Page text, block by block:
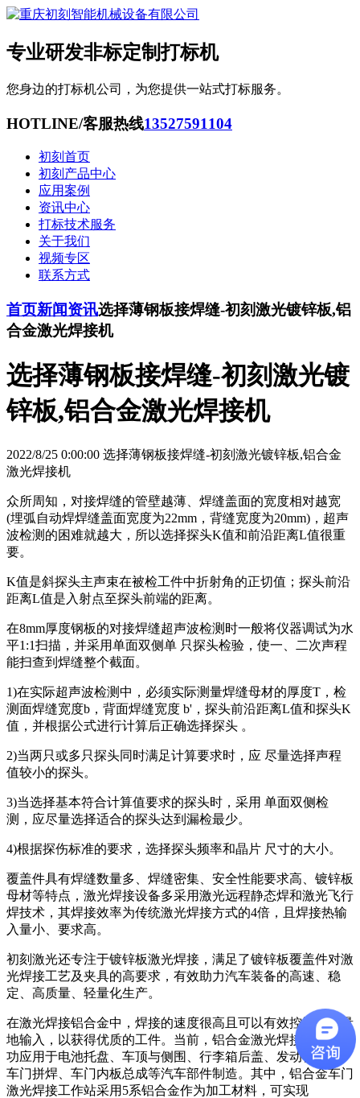
专业研发非标定制打标机
您身边的打标机公司，为您提供一站式打标服务。
HOTLINE/客服热线13527591104
初刻首页
初刻产品中心
应用案例
资讯中心
打标技术服务
关于我们
视频专区
联系方式
首页新闻资讯选择薄钢板接焊缝-初刻激光镀锌板,铝
合金激光焊接机
选择薄钢板接焊缝-初刻激光镀
锌板,铝合金激光焊接机
2022/8/25 0:00:00 选择薄钢板接焊缝-初刻激光镀锌板,铝合金
激光焊接机
众所周知，对接焊缝的管壁越薄、焊缝盖面的宽度相对越宽
(埋弧自动焊焊缝盖面宽度为22mm，背缝宽度为20mm)，超声
波检测的困难就越大，所以选择探头K值和前沿距离L值很重
要。
K值是斜探头主声束在被检工件中折射角的正切值；探头前沿
距离L值是入射点至探头前端的距离。
在8mm厚度钢板的对接焊缝超声波检测时一般将仪器调试为水
平1:1扫描，并采用单面双侧单 只探头检验，使一、二次声程
能扫查到焊缝整个截面。
1)在实际超声波检测中，必须实际测量焊缝母材的厚度T，检
测面焊缝宽度b，背面焊缝宽度 b'，探头前沿距离L值和探头K
值，并根据公式进行计算后正确选择探头 。
2)当两只或多只探头同时满足计算要求时，应 尽量选择声程
值较小的探头。
3)当选择基本符合计算值要求的探头时，采用 单面双侧检
测，应尽量选择适合的探头达到漏检最少。
4)根据探伤标准的要求，选择探头频率和晶片 尺寸的大小。
覆盖件具有焊缝数量多、焊缝密集、安全性能要求高、镀锌板
母材等特点，激光焊接设备多采用激光远程静态焊和激光飞行
焊技术，其焊接效率为传统激光焊接方式的4倍，且焊接热输
入量小、要求高。
初刻激光还专注于镀锌板激光焊接，满足了镀锌板覆盖件对激
光焊接工艺及夹具的高要求，有效助力汽车装备的高速、稳
定、高质量、轻量化生产。
在激光焊接铝合金中，焊接的速度很高且可以有效控制小热量
地输入，以获得优质的工件。当前，铝合金激光焊接技术已成
功应用于电池托盘、车顶与侧围、行李箱后盖、发动机内盖、
车门拼焊、车门内板总成等汽车部件制造。其中，铝合金车门
激光焊接工作站采用5系铝合金作为加工材料，可实现